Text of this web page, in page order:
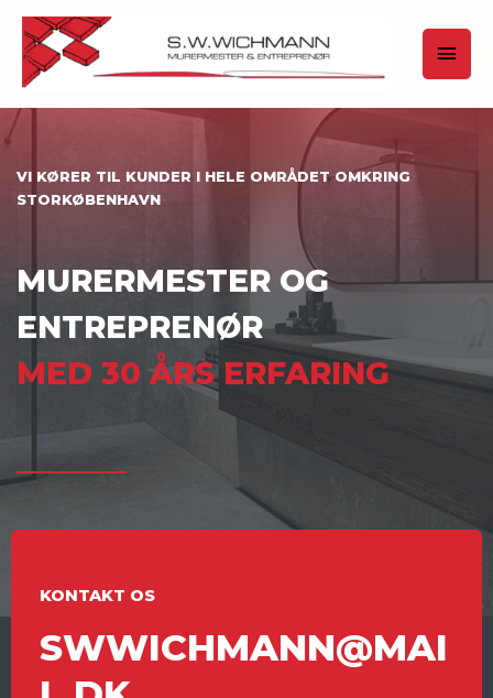
VI KØRER TIL KUNDER I HELE OMRÅDET OMKRING
STORKØBENHAVN
MURERMESTER OG
ENTREPRENØR
MED 30 ÅRS ERFARING
KONTAKT OS
SWWICHMANN@MAI